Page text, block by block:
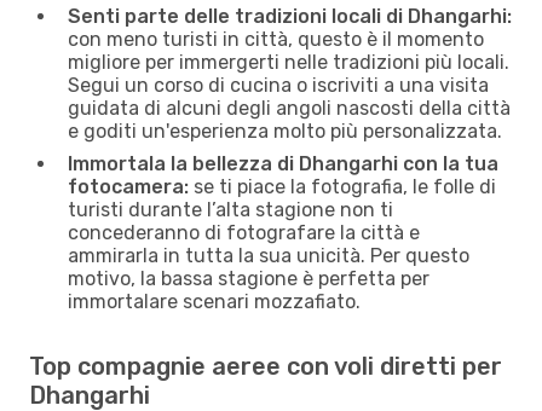
Senti parte delle tradizioni locali di Dhangarhi:
con meno turisti in città, questo è il momento
migliore per immergerti nelle tradizioni più locali.
Segui un corso di cucina o iscriviti a una visita
guidata di alcuni degli angoli nascosti della città
e goditi un'esperienza molto più personalizzata.
Immortala la bellezza di Dhangarhi con la tua
fotocamera: se ti piace la fotografia, le folle di
turisti durante l’alta stagione non ti
concederanno di fotografare la città e
ammirarla in tutta la sua unicità. Per questo
motivo, la bassa stagione è perfetta per
immortalare scenari mozzafiato.
Top compagnie aeree con voli diretti per
Dhangarhi